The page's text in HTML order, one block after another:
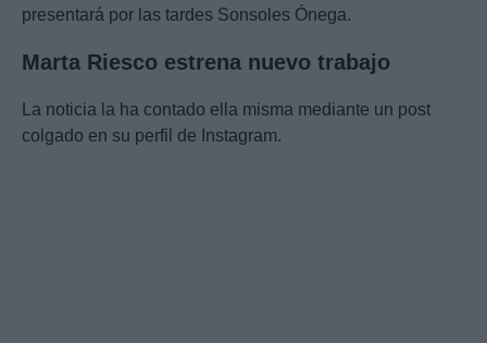
presentará por las tardes Sonsoles Ónega.
Marta Riesco estrena nuevo trabajo
La noticia la ha contado ella misma mediante un post
colgado en su perfil de Instagram.